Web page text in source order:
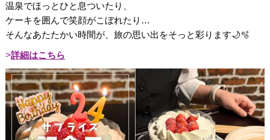
温泉でほっとひと息ついたり、
ケーキを囲んで笑顔がこぼれたり…
そんなあたたかい時間が、旅の思い出をそっと彩ります🌙🫧
詳細はこちら